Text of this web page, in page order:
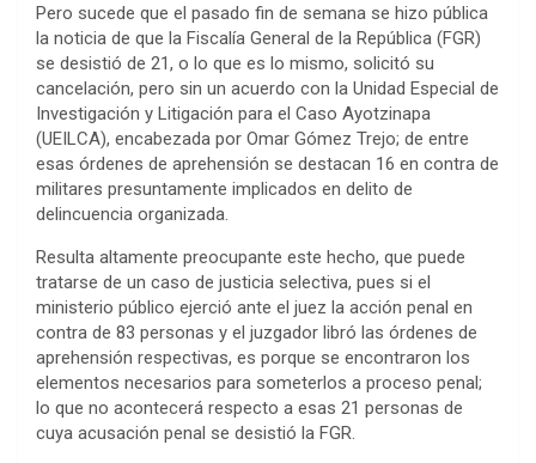
Pero sucede que el pasado fin de semana se hizo pública
la noticia de que la Fiscalía General de la República (FGR)
se desistió de 21, o lo que es lo mismo, solicitó su
cancelación, pero sin un acuerdo con la Unidad Especial de
Investigación y Litigación para el Caso Ayotzinapa
(UEILCA), encabezada por Omar Gómez Trejo; de entre
esas órdenes de aprehensión se destacan 16 en contra de
militares presuntamente implicados en delito de
delincuencia organizada.
Resulta altamente preocupante este hecho, que puede
tratarse de un caso de justicia selectiva, pues si el
ministerio público ejerció ante el juez la acción penal en
contra de 83 personas y el juzgador libró las órdenes de
aprehensión respectivas, es porque se encontraron los
elementos necesarios para someterlos a proceso penal;
lo que no acontecerá respecto a esas 21 personas de
cuya acusación penal se desistió la FGR.